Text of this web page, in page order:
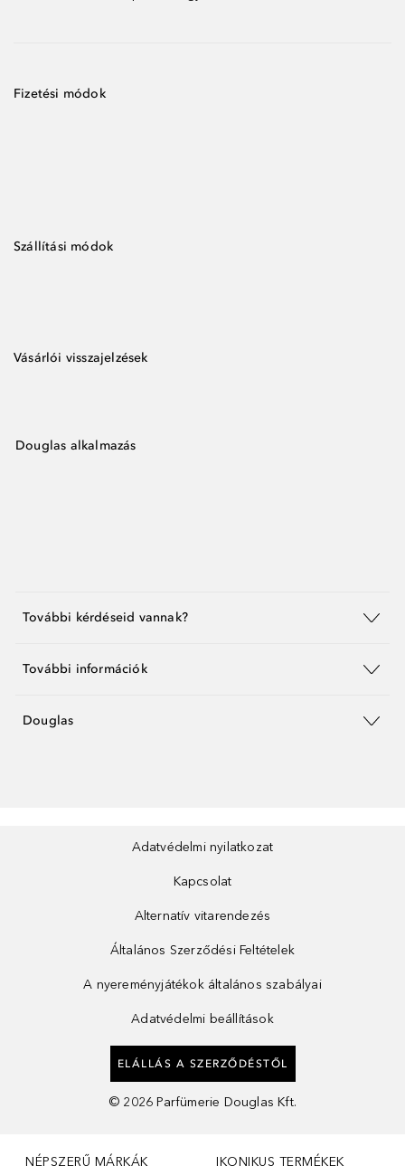
Fizetési módok
Szállítási módok
Vásárlói visszajelzések
Douglas alkalmazás
További kérdéseid vannak?
További információk
Douglas
Adatvédelmi nyilatkozat
Kapcsolat
Alternatív vitarendezés
Általános Szerződési Feltételek
A nyereményjátékok általános szabályai
Adatvédelmi beállítások
ELÁLLÁS A SZERZŐDÉSTŐL
© 2026 Parfümerie Douglas Kft.
NÉPSZERŰ MÁRKÁK IKONIKUS TERMÉKEK